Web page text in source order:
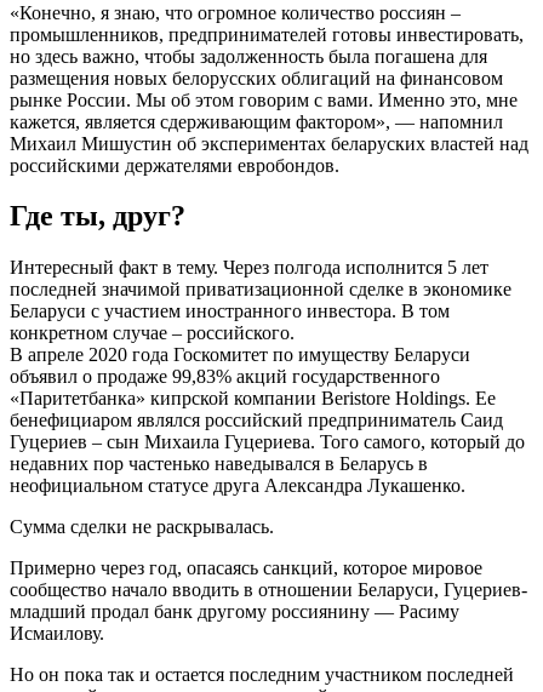
«Конечно, я знаю, что огромное количество россиян –
промышленников, предпринимателей готовы инвестировать,
но здесь важно, чтобы задолженность была погашена для
размещения новых белорусских облигаций на финансовом
рынке России. Мы об этом говорим с вами. Именно это, мне
кажется, является сдерживающим фактором», — напомнил
Михаил Мишустин об экспериментах беларуских властей над
российскими держателями евробондов.
Где ты, друг?
Интересный факт в тему. Через полгода исполнится 5 лет
последней значимой приватизационной сделке в экономике
Беларуси с участием иностранного инвестора. В том
конкретном случае – российского.
В апреле 2020 года Госкомитет по имуществу Беларуси
объявил о продаже 99,83% акций государственного
«Паритетбанка» кипрской компании Beristore Holdings. Ее
бенефициаром являлся российский предприниматель Саид
Гуцериев – сын Михаила Гуцериева. Того самого, который до
недавних пор частенько наведывался в Беларусь в
неофициальном статусе друга Александра Лукашенко.
Сумма сделки не раскрывалась.
Примерно через год, опасаясь санкций, которое мировое
сообщество начало вводить в отношении Беларуси, Гуцериев-
младший продал банк другому россиянину — Расиму
Исмаилову.
Но он пока так и остается последним участником последней